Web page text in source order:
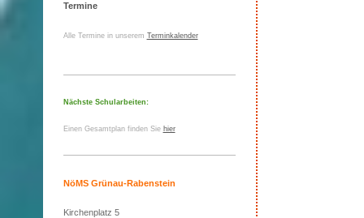
Termine
Alle Termine in unserem Terminkalender
Nächste Schularbeiten:
Einen Gesamtplan finden Sie hier
NöMS Grünau-Rabenstein
Kirchenplatz 5